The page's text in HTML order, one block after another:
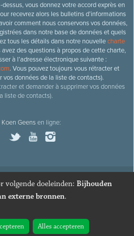
vous donnez votre accord exprès en
recevrez alors les bulletins d’informations
comment nous conservons vos données,
dans notre base de données et quels
tous les détails dans notre nouvellecharte
avez des questions à propos de cette charte,
à l’adresse électronique suivante :
. Vous pouvez toujours vous rétracter et
vos données de la liste de contacts).
et demander à supprimer vos données
liste de contacts).
Koen Geensen ligne:
député honoraire
Zenjoy de Louvain
volgende doeleinden: Bijhouden
externe bronnen.
Alles accepteren